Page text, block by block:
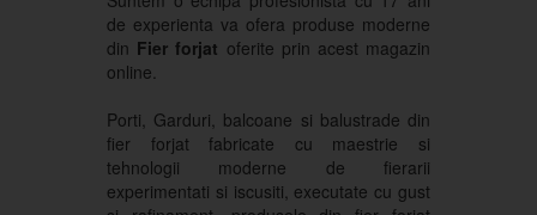
de experienta va ofera produse moderne
din Fier forjat oferite prin acest magazin
online.
Porti, Garduri, balcoane si balustrade din
fier forjat fabricate cu maestrie si
tehnologii moderne de fierarii
experimentati si iscusiti, executate cu gust